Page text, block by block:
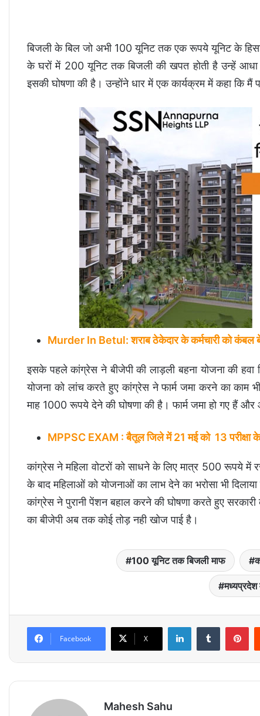
बिजली के बिल जो अभी 100 यूनिट तक एक रूपये यूनिट के
के घरों में 200 यूनिट तक बिजली की खपत होती है उन्हें आधा
इसकी घोषणा की है। उन्होंने धार में एक कार्यक्रम में कहा कि
Murder In Betul: शराब ठेकेदार के कर्मचारी को कंबल
इसके पहले कांग्रेस ने बीजेपी की लाड़ली बहना योजना की हवा
योजना को लांच करते हुए कांग्रेस ने फार्म जमा करने का काम
माह 1000 रूपये देने की घोषणा की है। फार्म जमा हो गए हैं और
MPPSC EXAM : बैतूल जिले में 21 मई को 13 परीक्षा
कांग्रेस ने महिला वोटरों को साधने के लिए मात्र 500 रूपये
के बाद महिलाओं को योजनाओं का लाभ देने का भरोसा भी दिलाया
कांग्रेस ने पुरानी पेंशन बहाल करने की घोषणा करते हुए
का बीजेपी अब तक कोई तोड़ नही खोज पाई है।
100 यूनिट तक बिजली माफ
Facebook X
Mahesh Sahu